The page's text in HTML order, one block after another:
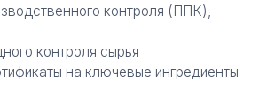
контроля (ППК),
контроля сырья
на ключевые ингредиенты